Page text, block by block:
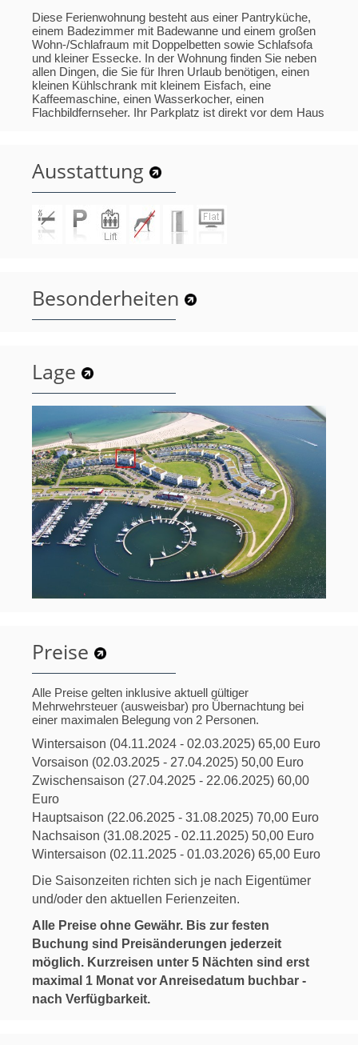
Diese Ferienwohnung besteht aus einer Pantryküche,
einem Badezimmer mit Badewanne und einem großen
Wohn-/Schlafraum mit Doppelbetten sowie Schlafsofa
und kleiner Essecke. In der Wohnung finden Sie neben
allen Dingen, die Sie für Ihren Urlaub benötigen, einen
kleinen Kühlschrank mit kleinem Eisfach, eine
Kaffeemaschine, einen Wasserkocher, einen
Flachbildfernseher. Ihr Parkplatz ist direkt vor dem Haus
Ausstattung
Besonderheiten
Lage
Preise
Alle Preise gelten inklusive aktuell gültiger
Mehrwehrsteuer (ausweisbar) pro Übernachtung bei
einer maximalen Belegung von 2 Personen.
Wintersaison (04.11.2024 - 02.03.2025) 65,00 Euro
Vorsaison (02.03.2025 - 27.04.2025) 50,00 Euro
Zwischensaison (27.04.2025 - 22.06.2025) 60,00
Euro
Hauptsaison (22.06.2025 - 31.08.2025) 70,00 Euro
Nachsaison (31.08.2025 - 02.11.2025) 50,00 Euro
Wintersaison (02.11.2025 - 01.03.2026) 65,00 Euro
Die Saisonzeiten richten sich je nach Eigentümer
und/oder den aktuellen Ferienzeiten.
Alle Preise ohne Gewähr. Bis zur festen
Buchung sind Preisänderungen jederzeit
möglich. Kurzreisen unter 5 Nächten sind erst
maximal 1 Monat vor Anreisedatum buchbar -
nach Verfügbarkeit.